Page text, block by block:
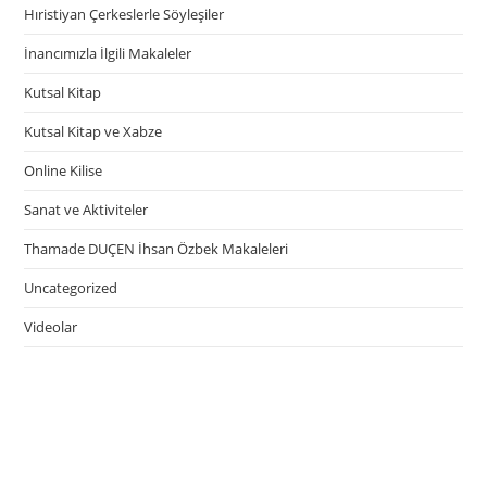
Hıristiyan Çerkeslerle Söyleşiler
İnancımızla İlgili Makaleler
Kutsal Kitap
Kutsal Kitap ve Xabze
Online Kilise
Sanat ve Aktiviteler
Thamade DUÇEN İhsan Özbek Makaleleri
Uncategorized
Videolar